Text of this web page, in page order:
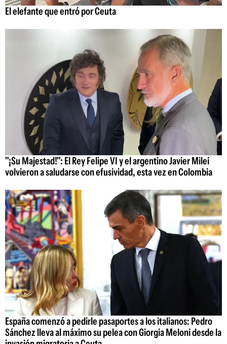
El elefante que entró por Ceuta
"¡Su Majestad!": El Rey Felipe VI y el argentino Javier Milei
volvieron a saludarse con efusividad, esta vez en Colombia
España comenzó a pedirle pasaportes a los italianos: Pedro
Sánchez lleva al máximo su pelea con Giorgia Meloni desde la